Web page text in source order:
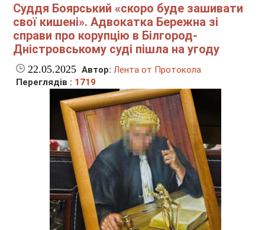
Суддя Боярський «скоро буде зашивати
свої кишені». Адвокатка Бережна зі
справи про корупцію в Білгород-
Дністровському суді пішла на угоду
22.05.2025 Автор: Лента от Протокола
Переглядів : 1719